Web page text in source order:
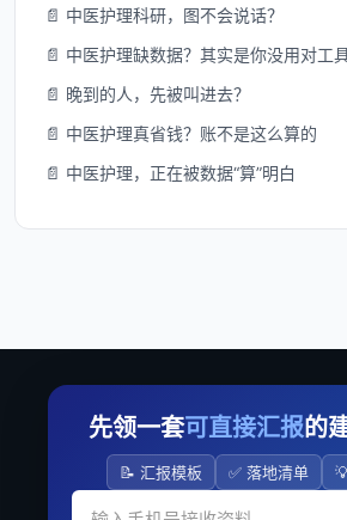
📄 中医护理科研，图不会说话？
📄 中医护理缺数据？其实是你没用对工
📄 晚到的人，先被叫进去？
📄 中医护理真省钱？账不是这么算的
📄 中医护理，正在被数据“算”明白
先领一套可直接汇报的
📝 汇报模板 ✅ 落地清单